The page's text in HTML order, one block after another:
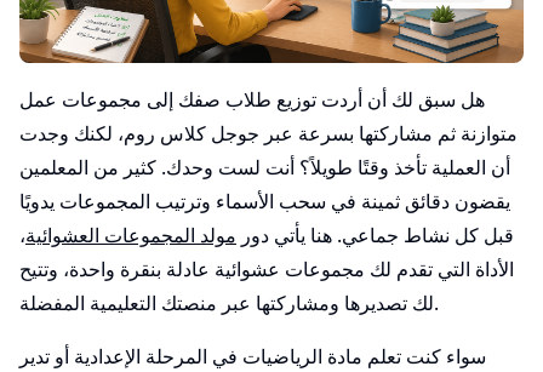
هل سبق لك أن أردت توزيع طلاب صفك إلى مجموعات عمل
متوازنة ثم مشاركتها بسرعة عبر جوجل كلاس روم، لكنك وجدت
أن العملية تأخذ وقتًا طويلاً؟ أنت لست وحدك. كثير من المعلمين
يقضون دقائق ثمينة في سحب الأسماء وترتيب المجموعات يدويًا
قبل كل نشاط جماعي. هنا يأتي دور مولد المجموعات العشوائية،
الأداة التي تقدم لك مجموعات عشوائية عادلة بنقرة واحدة، وتتيح
لك تصديرها ومشاركتها عبر منصتك التعليمية المفضلة.
سواء كنت تعلم مادة الرياضيات في المرحلة الإعدادية أو تدير